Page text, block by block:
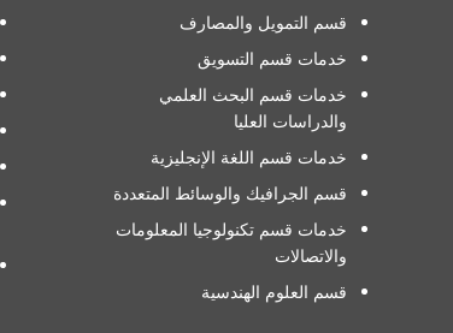
قسم التمويل والمصارف
خدمات قسم التسويق
خدمات قسم البحث العلمي
والدراسات العليا
خدمات قسم اللغة الإنجليزية
قسم الجرافيك والوسائط المتعددة
خدمات قسم تكنولوجيا المعلومات
والاتصالات
قسم العلوم الهندسية